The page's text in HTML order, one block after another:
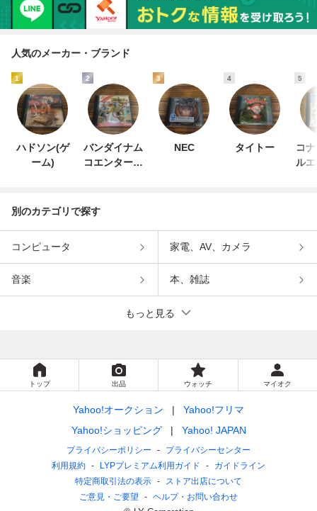
人気のメーカー・ブランド
1
ハドソン(ゲ
ーム)
2
バンダイナム
コエンターテ
3
NEC
4
タイトー
5
コ
ル
別のカテゴリで探す
コンピュータ 家電、AV、カメラ
音楽 本、雑誌
もっと見る
トップ 出品 ウォッチ マイオク
Yahoo!オークション
Yahoo!フリマ
Yahoo!ショッピング
Yahoo! JAPAN
プライバシーポリシー
プライバシーセンター
利用規約
LYPプレミアム利用ガイド
ガイドライン
特定商取引法の表示
ストア出店について
ご意見・ご要望
ヘルプ・お問い合わせ